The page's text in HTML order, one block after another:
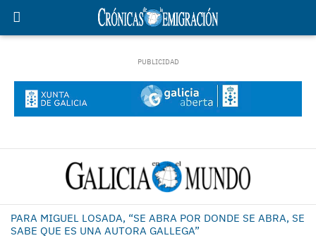
PARA MIGUEL LOSADA, “SE ABRA POR DONDE SE ABRA, SE
SABE QUE ES UNA AUTORA GALLEGA”